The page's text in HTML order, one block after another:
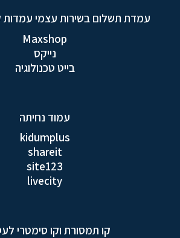
עמדת תשלום בשירות עצמי עמדות
Maxshop
נייקס
בייט טכנולוגיה
עמוד נחיתה
kidumplus
shareit
site123
livecity
קו תמסורת וקו סימטרי